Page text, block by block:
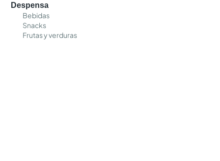
Despensa
Bebidas
Snacks
Frutas y verduras